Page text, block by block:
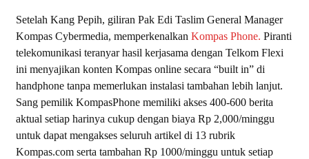
Setelah Kang Pepih, giliran Pak Edi Taslim General Manager
Kompas Cybermedia, memperkenalkan Kompas Phone. Piranti
telekomunikasi teranyar hasil kerjasama dengan Telkom Flexi
ini menyajikan konten Kompas online secara “built in” di
handphone tanpa memerlukan instalasi tambahan lebih lanjut.
Sang pemilik KompasPhone memiliki akses 400-600 berita
aktual setiap harinya cukup dengan biaya Rp 2,000/minggu
untuk dapat mengakses seluruh artikel di 13 rubrik
Kompas.com serta tambahan Rp 1000/minggu untuk setiap